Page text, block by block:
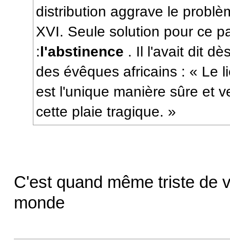
distribution aggrave le
XVI. Seule solution pour ce
:l'abstinence . Il l'avait dit
des évêques africains : « Le
est l'unique manière sûre et
cette plaie tragique. »
C'est quand même triste de
monde